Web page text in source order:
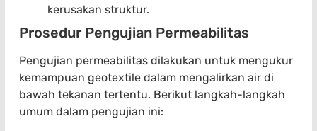
kerusakan struktur.
Prosedur Pengujian Permeabilitas
Pengujian permeabilitas dilakukan untuk mengukur
kemampuan geotextile dalam mengalirkan air di
bawah tekanan tertentu. Berikut langkah-langkah
umum dalam pengujian ini: